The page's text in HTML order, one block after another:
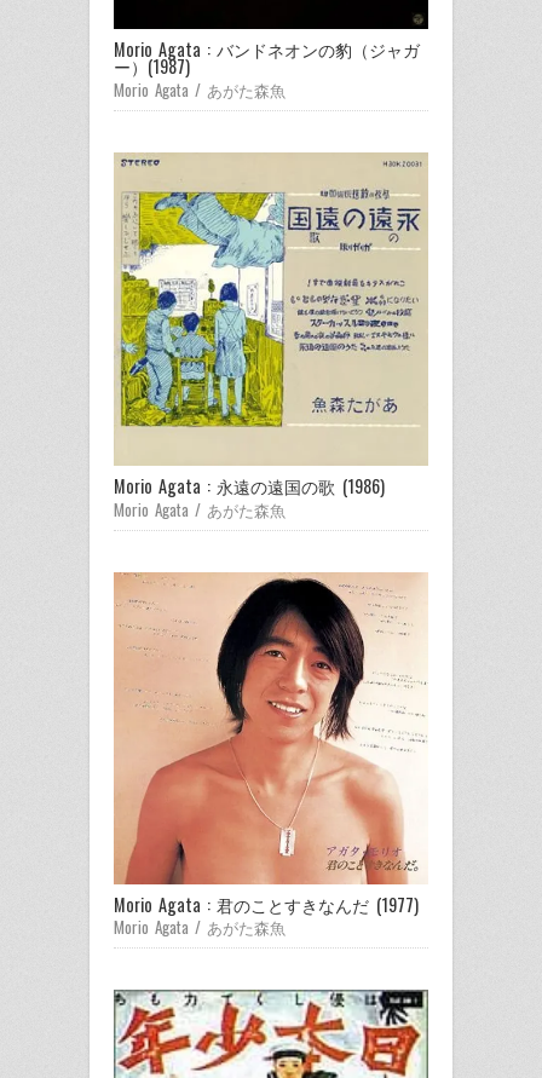
Morio Agata : バンドネオンの豹（ジャガ
ー）(1987)
Morio Agata / あがた森魚
Morio Agata : 永遠の遠国の歌 (1986)
Morio Agata / あがた森魚
Morio Agata : 君のことすきなんだ (1977)
Morio Agata / あがた森魚